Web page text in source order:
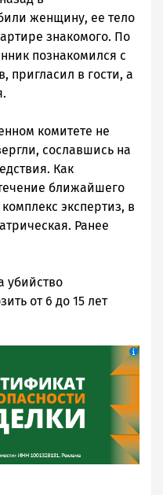
женщину, ее тело
знакомого. По
познакомился с
пригласил в гости, а
комитете не
сославшись на
Как
ближайшего
экспертиз, в
Ранее
убийство
от 6 до 15 лет